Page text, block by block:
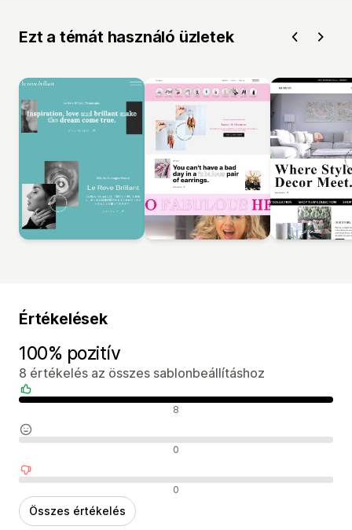
Ezt a témát használó üzletek
Értékelések
100% pozitív
8 értékelés az összes sablonbeállításhoz
Pozitív értékelések 8
Semleges értékelések 0
Negatív értékelések 0
Összes értékelés